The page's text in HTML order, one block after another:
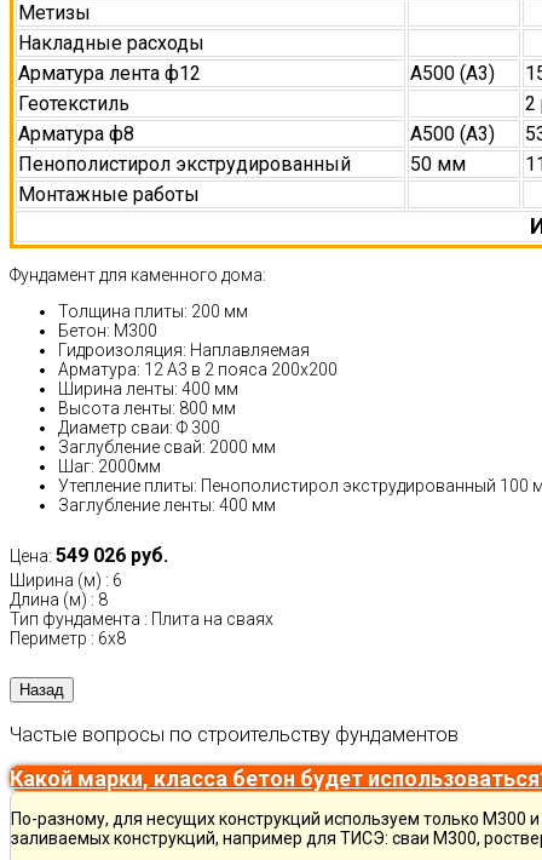
Метизы
Накладные расходы
Арматура лента ф12
А500 (А3)
Геотекстиль
2
Арматура ф8
А500 (А3)
Пенополистирол экструдированный
50 мм
Монтажные работы
Фундамент для каменного дома:
Толщина плиты: 200 мм
Бетон: М300
Гидроизоляция: Наплавляемая
Арматура: 12 А3 в 2 пояса 200x200
Ширина ленты: 400 мм
Высота ленты: 800 мм
Диаметр сваи: Ф 300
Заглубление свай: 2000 мм
Шаг: 2000мм
Утепление плиты: Пенополистирол экструдированный 100
Заглубление ленты: 400 мм
Цена: 549 026 руб.
Ширина (м) : 6
Длина (м) : 8
Тип фундамента : Плита на сваях
Периметр : 6х8
Частые вопросы по строительству фундаментов
Какой марки, класса бетон будет
По-разному, для несущих конструкций используем только М300
заливаемых конструкций, например для ТИСЭ: сваи М300,